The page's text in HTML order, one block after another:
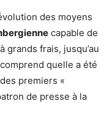
des moyens
capable de
grands frais, jusqu’au
quelle a été
premiers «
de presse à la